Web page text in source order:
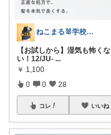
ねこまる🐰学校🐰kids🐰キャンプ
【お試しから】湿気も怖くな
い！12/JU- ...
￥ 1,100
0 0 28
コレ いいね